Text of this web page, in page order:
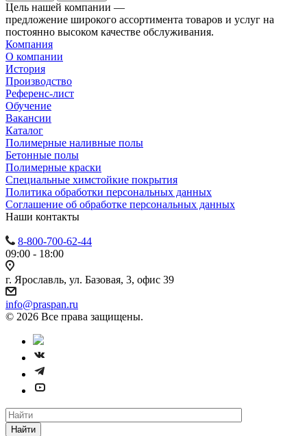
Цель нашей компании —
предложение широкого ассортимента товаров и услуг на
постоянно высоком качестве обслуживания.
Компания
О компании
История
Производство
Референс-лист
Обучение
Вакансии
Каталог
Полимерные наливные полы
Бетонные полы
Полимерные краски
Специальные химстойкие покрытия
Политика обработки персональных данных
Cоглашение об обработке персональных данных
Наши контакты
8-800-700-62-44
09:00 - 18:00
г. Ярославль, ул. Базовая, 3, офис 39
info@praspan.ru
© 2026 Все права защищены.
Найти